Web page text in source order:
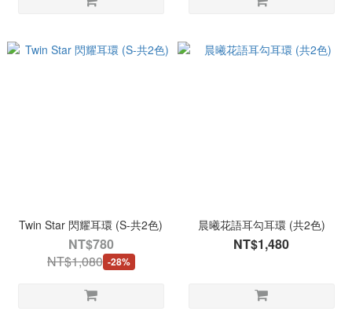
Twin Star 閃耀耳環 (S-共2色)
NT$780
NT$1,080 -28%
晨曦花語耳勾耳環 (共2色)
NT$1,480